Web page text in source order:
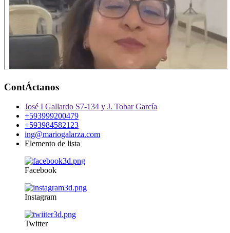
ContÁctanos
José I Gallardo S7-134 y J. Tobar García
+593999200479
+593984582123
ing@mariogalarza.com
Elemento de lista
Facebook
Instagram
Twitter